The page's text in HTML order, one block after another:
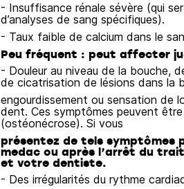
- Insuffisance rénale sévère (qui
d’analyses de sang spécifiques).
- Taux faible de calcium dans le
Peu fréquent : peut affecter
- Douleur au niveau de la bouche,
de cicatrisation de lésions dans la
engourdissement ou sensation de
dent. Ces symptômes peuvent être
(ostéonécrose). Si vous
présentez de tels symptômes
medac ou après l’arrêt du
et votre dentiste.
- Des irrégularités du rythme